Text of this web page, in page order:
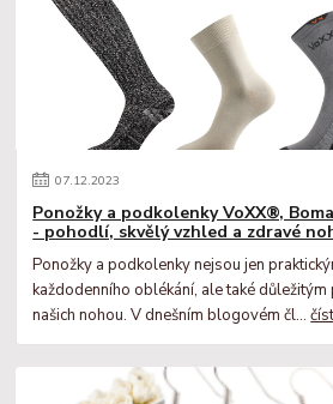
07.12.2023
Ponožky a podkolenky VoXX®,
- pohodlí, skvělý vzhled a zdravé
Ponožky a podkolenky nejsou jen
každodenního oblékání, ale také
našich nohou. V dnešním blogovém čl...